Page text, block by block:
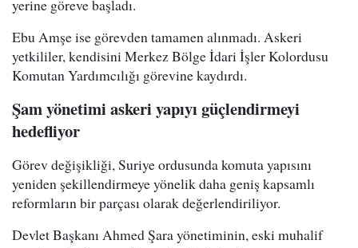
yerine göreve başladı.
Ebu Amşe ise görevden tamamen alınmadı. Askeri
yetkililer, kendisini Merkez Bölge İdari İşler Kolordusu
Komutan Yardımcılığı görevine kaydırdı.
Şam yönetimi askeri yapıyı güçlendirmeyi
hedefliyor
Görev değişikliği, Suriye ordusunda komuta yapısını
yeniden şekillendirmeye yönelik daha geniş kapsamlı
reformların bir parçası olarak değerlendiriliyor.
Devlet Başkanı Ahmed Şara yönetiminin, eski muhalif